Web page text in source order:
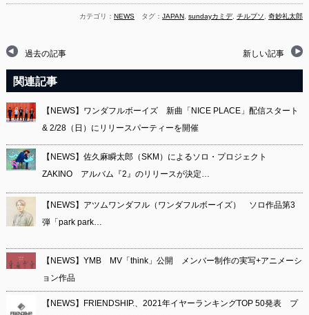
カテゴリ：NEWS タグ：JAPAN ,sundayカミデ,チルプソ ,奇妙礼太郎
過去の記事 新しい記事
関連記事
【NEWS】ワンダフルボーイズ 新曲「NICE PLACE」配信スタート
& 2/28（日）にリリースパーティーを開催
【NEWS】佐久麻瞬太郎（SKM）によるソロ・プロジェクト
ZAKINO アルバム『2』のリリースが決定…
【NEWS】アツムワンダフル（ワンダフルボーイズ） ソロ作品第3
弾「park park…
【NEWS】YMB MV「think」公開 メンバー制作の実写+アニメーシ
ョン作品
【NEWS】FRIENDSHIP.、2021年イヤーランキングTOP 50発表 プ